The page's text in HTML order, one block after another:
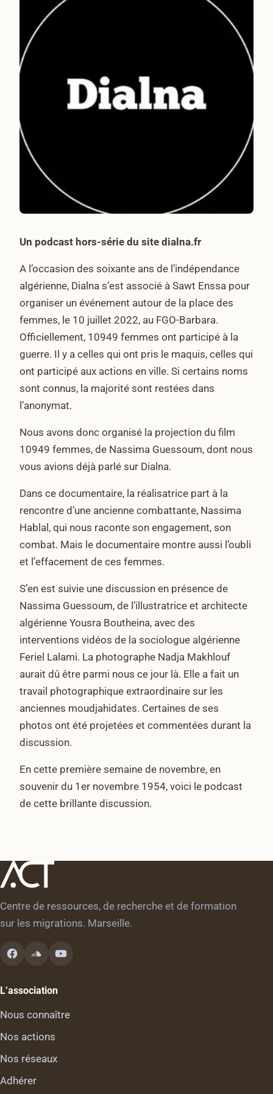
Un podcast hors-série du site dialna.fr
A l’occasion des soixante ans de l’indépendance
algérienne, Dialna s’est associé à Sawt Enssa pour
organiser un événement autour de la place des
femmes, le 10 juillet 2022, au FGO-Barbara.
Officiellement, 10949 femmes ont participé à la
guerre. Il y a celles qui ont pris le maquis, celles qui
ont participé aux actions en ville. Si certains noms
sont connus, la majorité sont restées dans
l’anonymat.
Nous avons donc organisé la projection du film
10949 femmes, de Nassima Guessoum, dont nous
vous avions déjà parlé sur Dialna.
Dans ce documentaire, la réalisatrice part à la
rencontre d’une ancienne combattante, Nassima
Hablal, qui nous raconte son engagement, son
combat. Mais le documentaire montre aussi l’oubli
et l’effacement de ces femmes.
S’en est suivie une discussion en présence de
Nassima Guessoum, de l’illustratrice et architecte
algérienne Yousra Boutheina, avec des
interventions vidéos de la sociologue algérienne
Feriel Lalami. La photographe Nadja Makhlouf
aurait dû être parmi nous ce jour là. Elle a fait un
travail photographique extraordinaire sur les
anciennes moudjahidates. Certaines de ses
photos ont été projetées et commentées durant la
discussion.
En cette première semaine de novembre, en
souvenir du 1er novembre 1954, voici le podcast
de cette brillante discussion.
Centre de ressources, de recherche et de formation
sur les migrations. Marseille.
L’association
Nous connaître
Nos actions
Nos réseaux
Adhérer